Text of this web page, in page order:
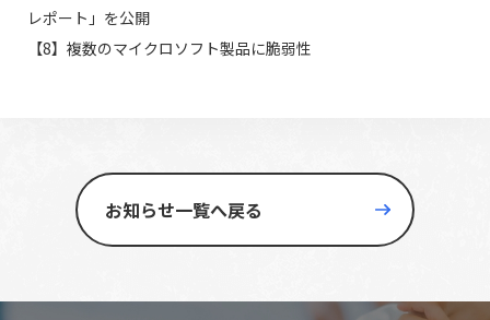
レポート」を公開
【8】複数のマイクロソフト製品に脆弱性
お知らせ一覧へ戻る